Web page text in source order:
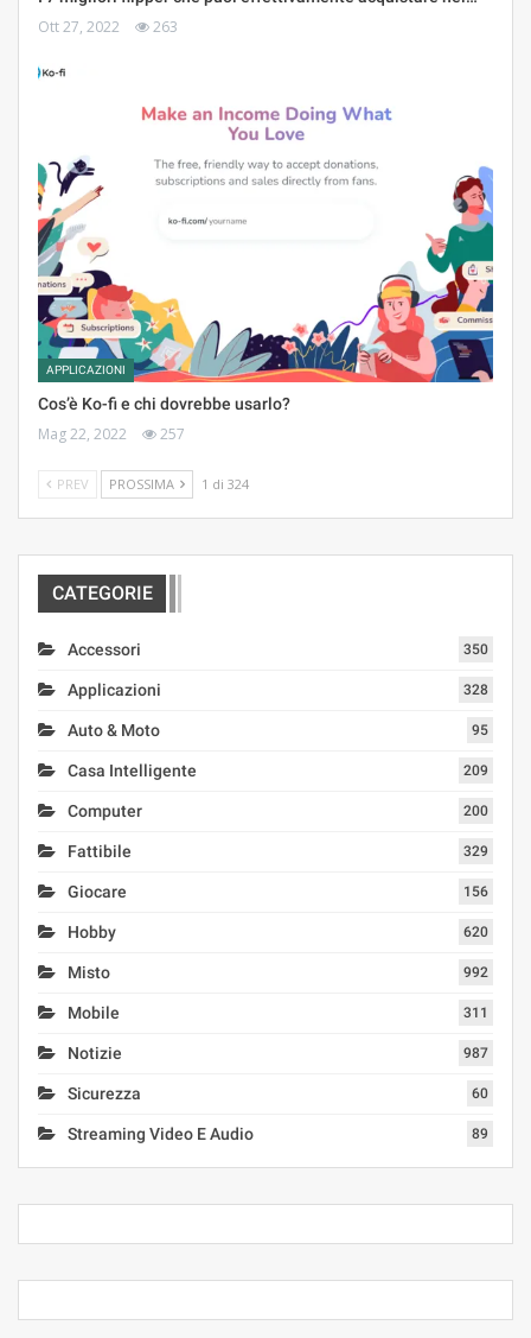
Ott 27, 2022 263
APPLICAZIONI
Cos’è Ko-fi e chi dovrebbe usarlo?
Mag 22, 2022 257
PREV PROSSIMA 1 di 324
CATEGORIE
Accessori 350
Applicazioni 328
Auto & Moto 95
Casa Intelligente 209
Computer 200
Fattibile 329
Giocare 156
Hobby 620
Misto 992
Mobile 311
Notizie 987
Sicurezza 60
Streaming Video E Audio 89